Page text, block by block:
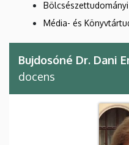
Média- és
Bujdosóné Dr. Dani
docens